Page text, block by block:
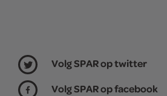
Volg SPAR op twitter
Volg SPAR op facebook